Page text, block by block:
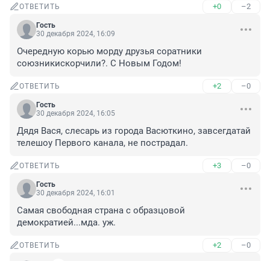
ОТВЕТИТЬ +0 –2
Гость
30 декабря 2024, 16:09
Очередную корью морду друзья соратники
союзникискорчили?. С Новым Годом!
ОТВЕТИТЬ +2 –0
Гость
30 декабря 2024, 16:05
Дядя Вася, слесарь из города Васюткино, завсегдатай
телешоу Первого канала, не пострадал.
ОТВЕТИТЬ +3 –0
Гость
30 декабря 2024, 16:01
Самая свободная страна с образцовой
демократией...мда. уж.
ОТВЕТИТЬ +2 –0